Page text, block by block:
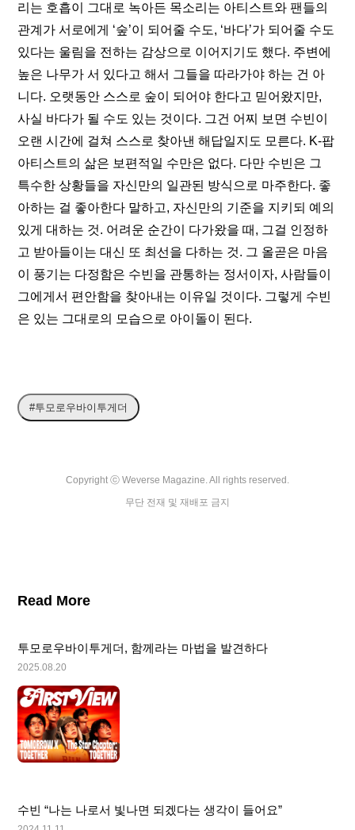
리는 호흡이 그대로 녹아든 목소리는 아티스트와 팬들의
관계가 서로에게 ‘숲’이 되어줄 수도, ‘바다’가 되어줄 수도
있다는 울림을 전하는 감상으로 이어지기도 했다. 주변에
높은 나무가 서 있다고 해서 그들을 따라가야 하는 건 아
니다. 오랫동안 스스로 숲이 되어야 한다고 믿어왔지만,
사실 바다가 될 수도 있는 것이다. 그건 어찌 보면 수빈이
오랜 시간에 걸쳐 스스로 찾아낸 해답일지도 모른다. K-팝
아티스트의 삶은 보편적일 수만은 없다. 다만 수빈은 그
특수한 상황들을 자신만의 일관된 방식으로 마주한다. 좋
아하는 걸 좋아한다 말하고, 자신만의 기준을 지키되 예의
있게 대하는 것. 어려운 순간이 다가왔을 때, 그걸 인정하
고 받아들이는 대신 또 최선을 다하는 것. 그 올곧은 마음
이 풍기는 다정함은 수빈을 관통하는 정서이자, 사람들이
그에게서 편안함을 찾아내는 이유일 것이다. 그렇게 수빈
은 있는 그대로의 모습으로 아이돌이 된다.
#투모로우바이투게더
Copyright ⓒ Weverse Magazine. All rights reserved.
무단 전재 및 재배포 금지
Read More
투모로우바이투게더, 함께라는 마법을 발견하다
2025.08.20
수빈 “나는 나로서 빛나면 되겠다는 생각이 들어요”